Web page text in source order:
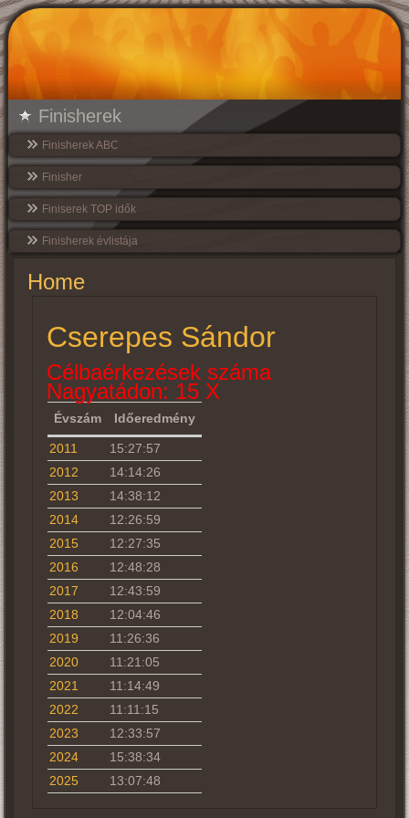
Finisherek
Finisherek ABC
Finisher
Finiserek TOP idők
Finisherek évlistája
Home
Cserepes Sándor
Célbaérkezések száma
Nagyatádon: 15 X
Évszám Időeredmény
2011
15:27:57
2012
14:14:26
2013
14:38:12
2014
12:26:59
2015
12:27:35
2016
12:48:28
2017
12:43:59
2018
12:04:46
2019
11:26:36
2020
11:21:05
2021
11:14:49
2022
11:11:15
2023
12:33:57
2024
15:38:34
2025
13:07:48